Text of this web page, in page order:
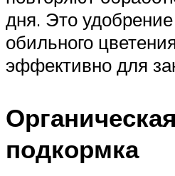
дня. Это
обильного
эффективно для
Органическая
подкормка